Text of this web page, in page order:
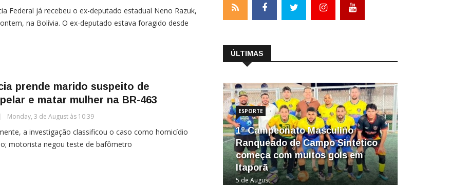
Federal já recebeu o ex-deputado estadual Neno Razuk,
na Bolívia. O ex-deputado estava foragido desde
prende marido suspeito de
e matar mulher na BR-463
Monday, 3 de August às 10:39
a investigação classificou o caso como homicídio
motorista negou teste de bafômetro
ÚLTIMAS
ESPORTE
1º Campeonato Masculino
Ranqueado de Campo Sintético
começa com muitos gols em
Itaporã
5 de August